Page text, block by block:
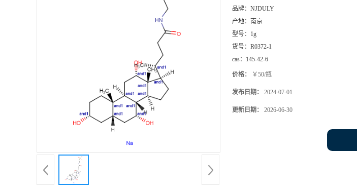
品牌： NJDULY
产地： 南京
型号： 1g
货号： R0372-1
cas： 145-42-6
价格： ￥50/瓶
发布日期： 2024-07-01
更新日期： 2026-06-30